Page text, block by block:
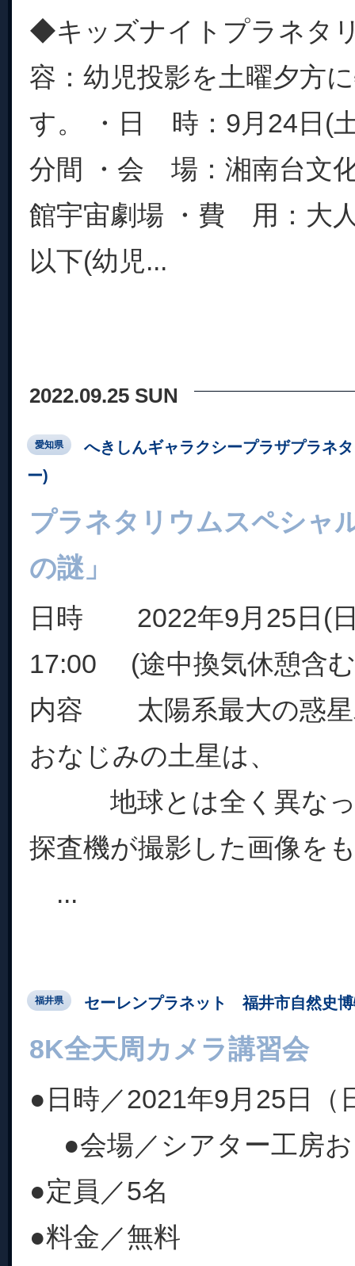
◆キッズナイトプラネ
容：幼児投影を土曜夕方
す。 ・日 時：9月24日(
分間 ・会 場：湘南台文
館宇宙劇場 ・費 用：大
以下(幼児...
2022.09.25 SUN
愛知県
へきしんギャラクシープラザプラネ
ー)
プラネタリウムスペシャ
の謎」
日時 2022年9月25日(
17:00 (途中換気休憩含
内容 太陽系最大の惑星
おなじみの土星は、
地球とは全く異なっ
探査機が撮影した画像を
...
福井県 セーレンプラネット 福井市自然史
8K全天周カメラ講習会
●日時／2021年9月25日（
●会場／シアター工房
●定員／5名
●料金／無料